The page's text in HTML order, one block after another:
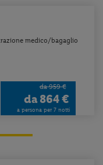
medico/bagaglio
da 959 €
da864 €
a persona per 7 notti